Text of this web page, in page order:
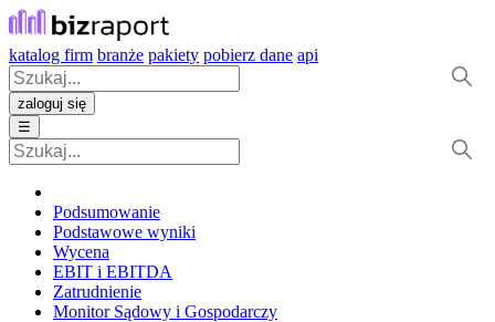
katalog firm branże pakiety pobierz dane api
zaloguj się
☰
Podsumowanie
Podstawowe wyniki
Wycena
EBIT i EBITDA
Zatrudnienie
Monitor Sądowy i Gospodarczy